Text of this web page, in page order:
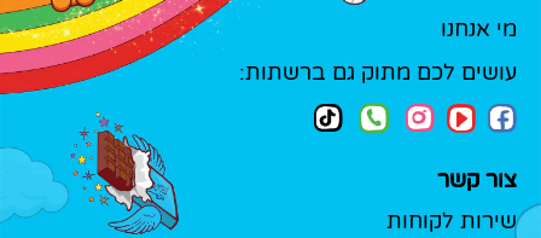
מי אנחנו
עושים לכם מתוק גם ברשתות:
צור קשר
שירות לקוחות